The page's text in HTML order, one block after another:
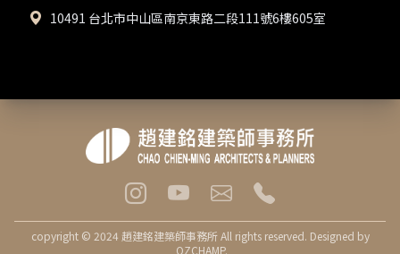
10491 台北市中山區南京東路二段111號6樓605室
copyright © 2024 趙建銘建築師事務所 All rights reserved. Designed by
OZCHAMP.